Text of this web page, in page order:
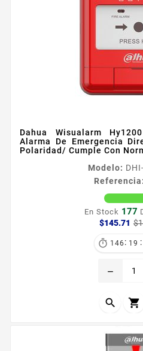
Dahua Wisualarm
Alarma De Emergencia
Polaridad/ Cumple Con
Modelo:
Referencia:
En Stock 177
$145.71
 146 : 19 :
remove
 